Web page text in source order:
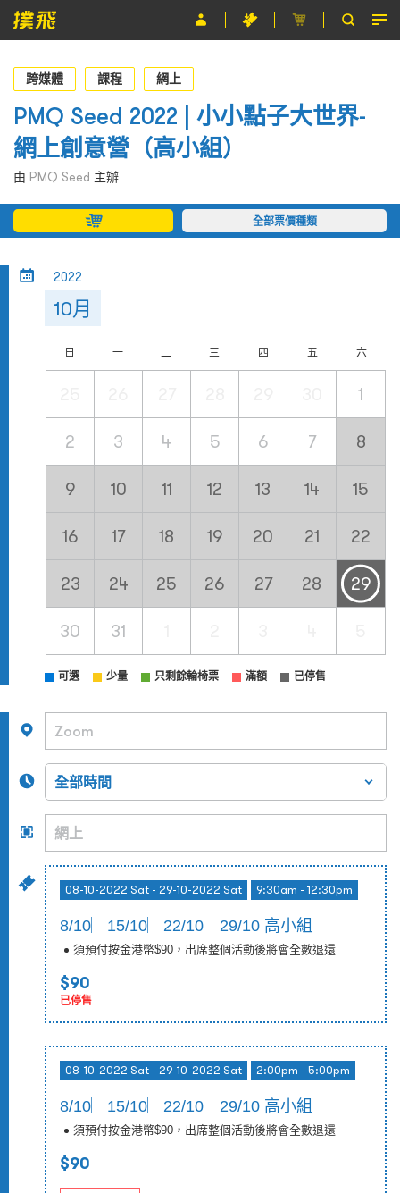
節目
主辦單位
關於撲飛
條款及細則
EN
跨媒體 課程 網上
PMQ Seed 2022 | 小小點子大世界-
網上創意營（高小組）
由 PMQ Seed 主辦
全部票價種類
2022
10月
日 一 二 三 四 五 六
1
2 3 4 5 6 7 8
9 10 11 12 13 14 15
16 17 18 19 20 21 22
23 24 25 26 27 28 29
30 31
可選 少量 只剩餘輪椅票 滿額 已停售
08-10-2022 Sat - 29-10-2022 Sat 9:30am - 12:30pm
8/10︳15/10︳22/10︳29/10 高小組
須預付按金港幣$90，出席整個活動後將會全數退還
$90
已停售
08-10-2022 Sat - 29-10-2022 Sat 2:00pm - 5:00pm
8/10︳15/10︳22/10︳29/10 高小組
須預付按金港幣$90，出席整個活動後將會全數退還
$90